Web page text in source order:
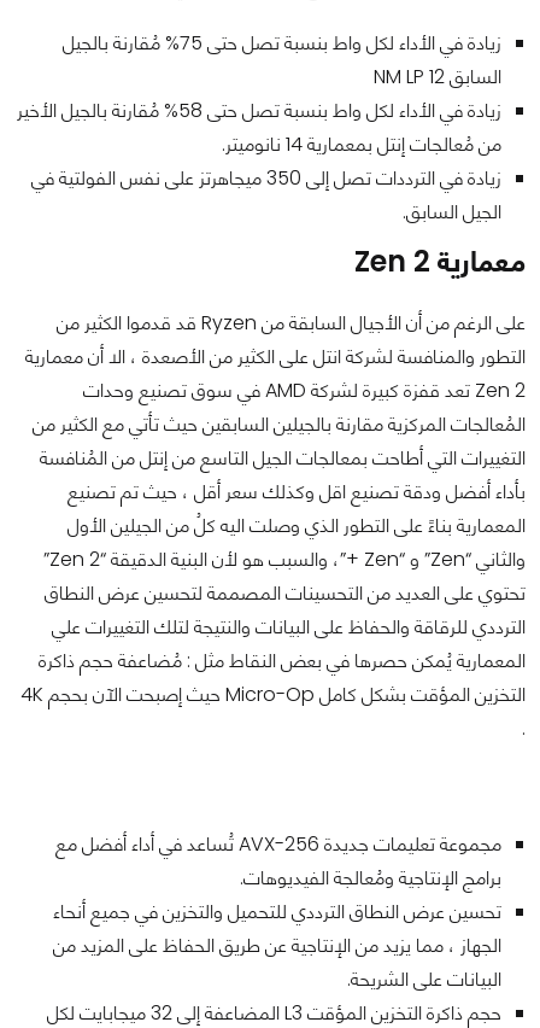
زيادة في الأداء لكل واط بنسبة تصل حتى 75% مُقارنة بالجيل
السابق 12 NM LP
زيادة في الأداء لكل واط بنسبة تصل حتى 58% مُقارنة بالجيل الأخير
من مُعالجات إنتل بمعمارية 14 نانوميتر.
زيادة في الترددات تصل إلى 350 ميجاهرتز على نفس الفولتية في
الجيل السابق.
معمارية Zen 2
على الرغم من أن الأجيال السابقة من Ryzen قد قدموا الكثير من
التطور والمنافسة لشركة انتل على الكثير من الأصعدة ، الا أن معمارية
Zen 2 تعد قفزة كبيرة لشركة AMD في سوق تصنيع وحدات
المُعالجات المركزية مقارنة بالجيلين السابقين حيث تأتي مع الكثير من
التغييرات التي أطاحت بمعالجات الجيل التاسع من إنتل من المُنافسة
بأداء أفضل ودقة تصنيع اقل وكذلك سعر أقل ، حيث تم تصنيع
المعمارية بناءً على التطور الذي وصلت اليه كلُ من الجيلين الأول
والثاني “Zen” و “Zen +”، والسبب هو لأن البنية الدقيقة “Zen 2”
تحتوي على العديد من التحسينات المصممة لتحسين عرض النطاق
الترددي للرقاقة والحفاظ على البيانات والنتيجة لتلك التغييرات علي
المعمارية يُمكن حصرها في بعض النقاط مثل : مُضاعفة حجم ذاكرة
التخزين المؤقت بشكل كامل Micro-Op حيث إصبحت الآن بحجم 4K
.
مجموعة تعليمات جديدة AVX-256 تُساعد في أداء أفضل مع
برامج الإنتاجية ومُعالجة الفيديوهات.
تحسين عرض النطاق الترددي للتحميل والتخزين في جميع أنحاء
الجهاز ، مما يزيد من الإنتاجية عن طريق الحفاظ على المزيد من
البيانات على الشريحة.
حجم ذاكرة التخزين المؤقت L3 المضاعفة إلى 32 ميجابايت لكل